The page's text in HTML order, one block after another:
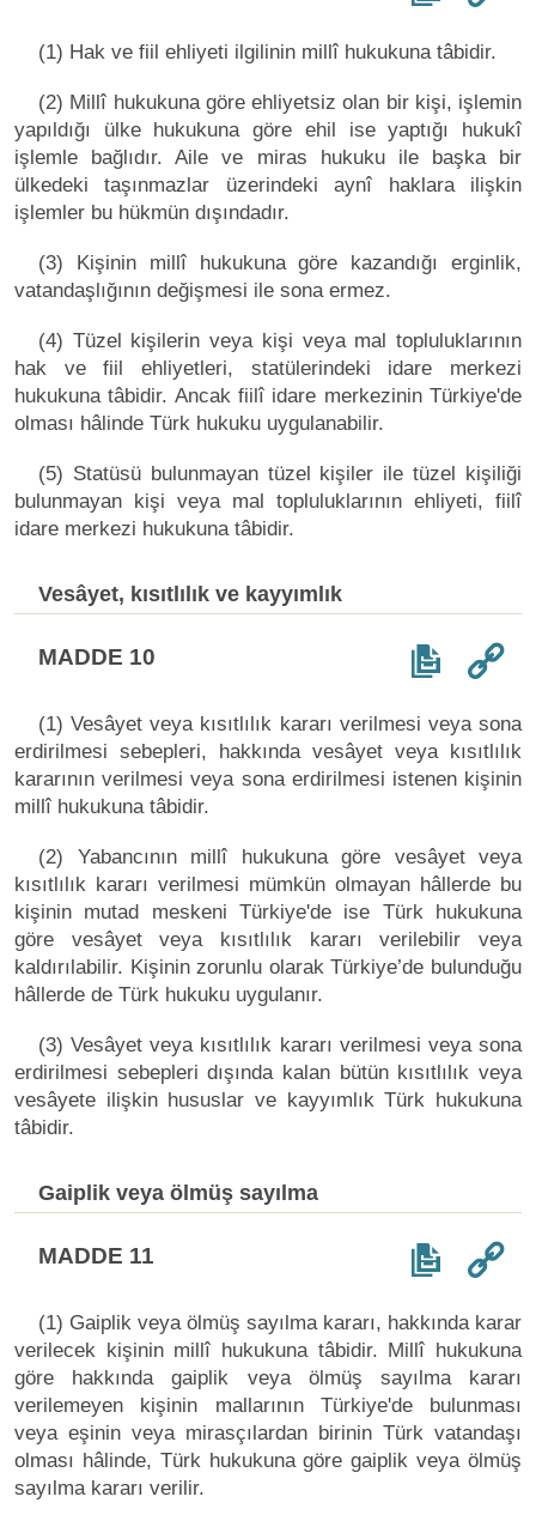
(1) Hak ve fiil ehliyeti ilgilinin millî hukukuna tâbidir.
(2) Millî hukukuna göre ehliyetsiz olan bir kişi, işlemin
yapıldığı ülke hukukuna göre ehil ise yaptığı hukukî
işlemle bağlıdır. Aile ve miras hukuku ile başka bir
ülkedeki taşınmazlar üzerindeki aynî haklara ilişkin
işlemler bu hükmün dışındadır.
(3) Kişinin millî hukukuna göre kazandığı erginlik,
vatandaşlığının değişmesi ile sona ermez.
(4) Tüzel kişilerin veya kişi veya mal topluluklarının
hak ve fiil ehliyetleri, statülerindeki idare merkezi
hukukuna tâbidir. Ancak fiilî idare merkezinin Türkiye'de
olması hâlinde Türk hukuku uygulanabilir.
(5) Statüsü bulunmayan tüzel kişiler ile tüzel kişiliği
bulunmayan kişi veya mal topluluklarının ehliyeti, fiilî
idare merkezi hukukuna tâbidir.
Vesâyet, kısıtlılık ve kayyımlık
MADDE 10
(1) Vesâyet veya kısıtlılık kararı verilmesi veya sona
erdirilmesi sebepleri, hakkında vesâyet veya kısıtlılık
kararının verilmesi veya sona erdirilmesi istenen kişinin
millî hukukuna tâbidir.
(2) Yabancının millî hukukuna göre vesâyet veya
kısıtlılık kararı verilmesi mümkün olmayan hâllerde bu
kişinin mutad meskeni Türkiye'de ise Türk hukukuna
göre vesâyet veya kısıtlılık kararı verilebilir veya
kaldırılabilir. Kişinin zorunlu olarak Türkiye’de bulunduğu
hâllerde de Türk hukuku uygulanır.
(3) Vesâyet veya kısıtlılık kararı verilmesi veya sona
erdirilmesi sebepleri dışında kalan bütün kısıtlılık veya
vesâyete ilişkin hususlar ve kayyımlık Türk hukukuna
tâbidir.
Gaiplik veya ölmüş sayılma
MADDE 11
(1) Gaiplik veya ölmüş sayılma kararı, hakkında karar
verilecek kişinin millî hukukuna tâbidir. Millî hukukuna
göre hakkında gaiplik veya ölmüş sayılma kararı
verilemeyen kişinin mallarının Türkiye'de bulunması
veya eşinin veya mirasçılardan birinin Türk vatandaşı
olması hâlinde, Türk hukukuna göre gaiplik veya ölmüş
sayılma kararı verilir.